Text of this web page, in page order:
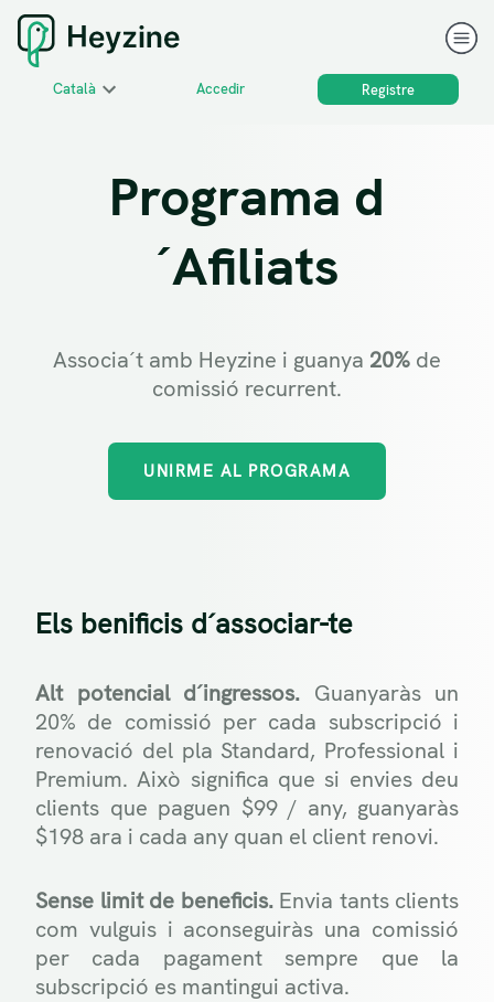
Català Accedir Registre
Programa d
´Afiliats
Associa´t amb Heyzine i guanya 20% de
comissió recurrent.
UNIRME AL PROGRAMA
Els benificis d´associar-te
Alt potencial d´ingressos. Guanyaràs un
20% de comissió per cada subscripció i
renovació del pla Standard, Professional i
Premium. Això significa que si envies deu
clients que paguen $99 / any, guanyaràs
$198 ara i cada any quan el client renovi.
Sense limit de beneficis.Envia tants clients
com vulguis i aconseguiràs una comissió
per cada pagament sempre que la
subscripció es mantingui activa.